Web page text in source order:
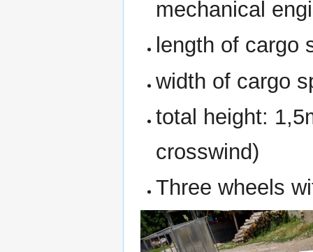
mechanical
length of cargo
width of cargo
total height:
crosswind)
Three wheels